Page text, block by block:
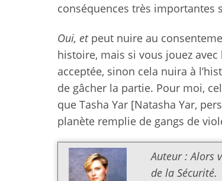
conséquences très importantes
Oui, etpeut nuire au
histoire, mais si vous jouez
acceptée, sinon cela nuira à
de gâcher la partie. Pour moi,
que Tasha Yar [Natasha Yar,
planète remplie de gangs de
Auteur : Alors
de la Sécurité.